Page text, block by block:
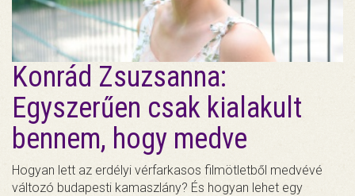
Konrád Zsuzsanna:
Egyszerűen csak kialakult
bennem, hogy medve
Hogyan lett az erdélyi vérfarkasos filmötletből medvévé
változó budapesti kamaszlány? És hogyan lehet egy